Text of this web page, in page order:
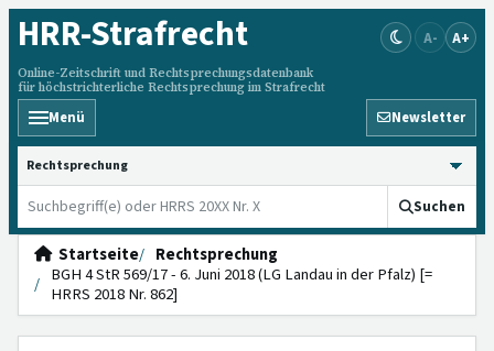
HRR-Strafrecht
Online-Zeitschrift und Rechtsprechungsdatenbank
für höchstrichterliche Rechtsprechung im Strafrecht
A- A+
Menü Newsletter
HRRS durchsuchen
Suchen
Startseite
Rechtsprechung
BGH 4 StR 569/17 - 6. Juni 2018 (LG Landau in der Pfalz) [=
HRRS 2018 Nr. 862]